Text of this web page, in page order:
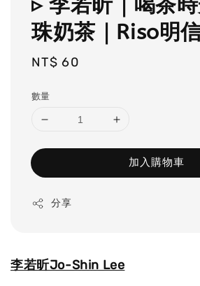
珠奶茶｜Riso明
Regular
NT$ 60
數量
加入購物車
分享
李若昕Jo-Shin Lee